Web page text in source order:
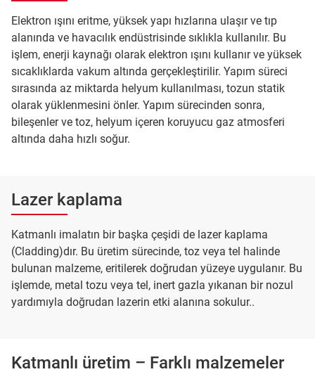
Elektron ışını eritme, yüksek yapı hızlarına ulaşır ve tıp
alanında ve havacılık endüstrisinde sıklıkla kullanılır. Bu
işlem, enerji kaynağı olarak elektron ışını kullanır ve yüksek
sıcaklıklarda vakum altında gerçekleştirilir. Yapım süreci
sırasında az miktarda helyum kullanılması, tozun statik
olarak yüklenmesini önler. Yapım sürecinden sonra,
bileşenler ve toz, helyum içeren koruyucu gaz atmosferi
altında daha hızlı soğur.
Lazer kaplama
Katmanlı imalatın bir başka çeşidi de lazer kaplama
(Cladding)dır. Bu üretim sürecinde, toz veya tel halinde
bulunan malzeme, eritilerek doğrudan yüzeye uygulanır. Bu
işlemde, metal tozu veya tel, inert gazla yıkanan bir nozul
yardımıyla doğrudan lazerin etki alanına sokulur..
Katmanlı üretim – Farklı malzemeler